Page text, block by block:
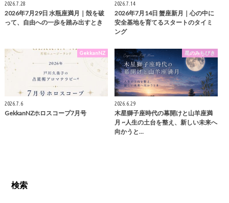
2026.7.28
2026年7月29日 水瓶座満月｜殻を破
って、自由への一歩を踏み出すとき
2026.7.14
2026年7月14日 蟹座新月｜心の中に
安全基地を育てるスタートのタイミ
ング
GekkanNZ
2026.7.6
GekkanNZホロスコープ7月号
星のみちびき
2026.6.29
木星獅子座時代の幕開けと山羊座満
月 ~人生の土台を整え、新しい未来へ
向かうと…
検索